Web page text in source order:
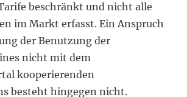
beschränkt und nicht alle
im Markt erfasst. Ein Anspruch
der Benutzung der
nicht mit dem
kooperierenden
besteht hingegen nicht.